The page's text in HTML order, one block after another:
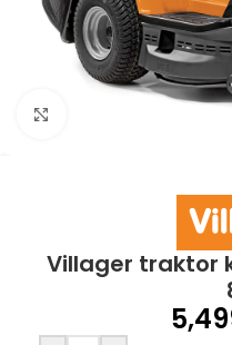
Villager traktor